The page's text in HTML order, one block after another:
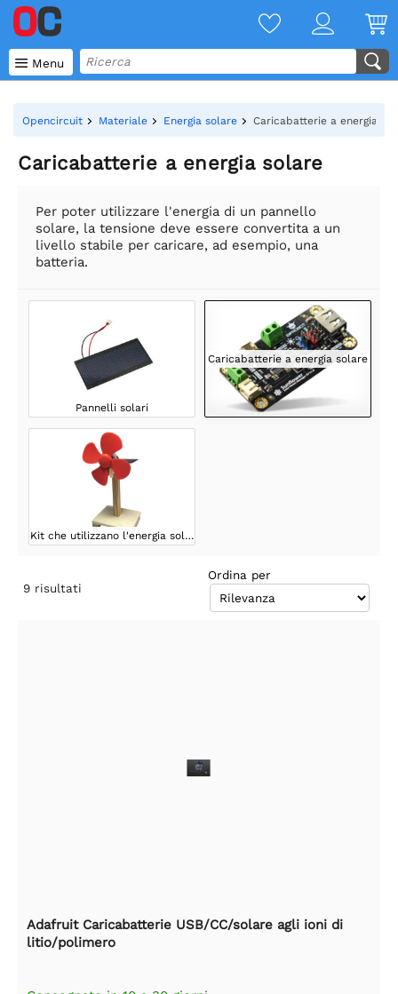
 Menu
Opencircuit Materiale Energia solare Caricabatterie a energia
Caricabatterie a energia solare
Per poter utilizzare l'energia di un pannello
solare, la tensione deve essere convertita a un
livello stabile per caricare, ad esempio, una
batteria.
Pannelli solari
Caricabatterie a energia solare
Kit che utilizzano l'energia solare
9 risultati
Ordina per
Adafruit Caricabatterie USB/CC/solare agli ioni di
litio/polimero